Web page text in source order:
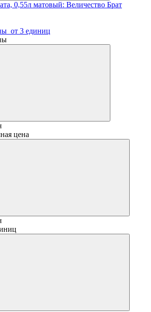
0,55л матовый: Величество Брат
от 3 единиц
цена